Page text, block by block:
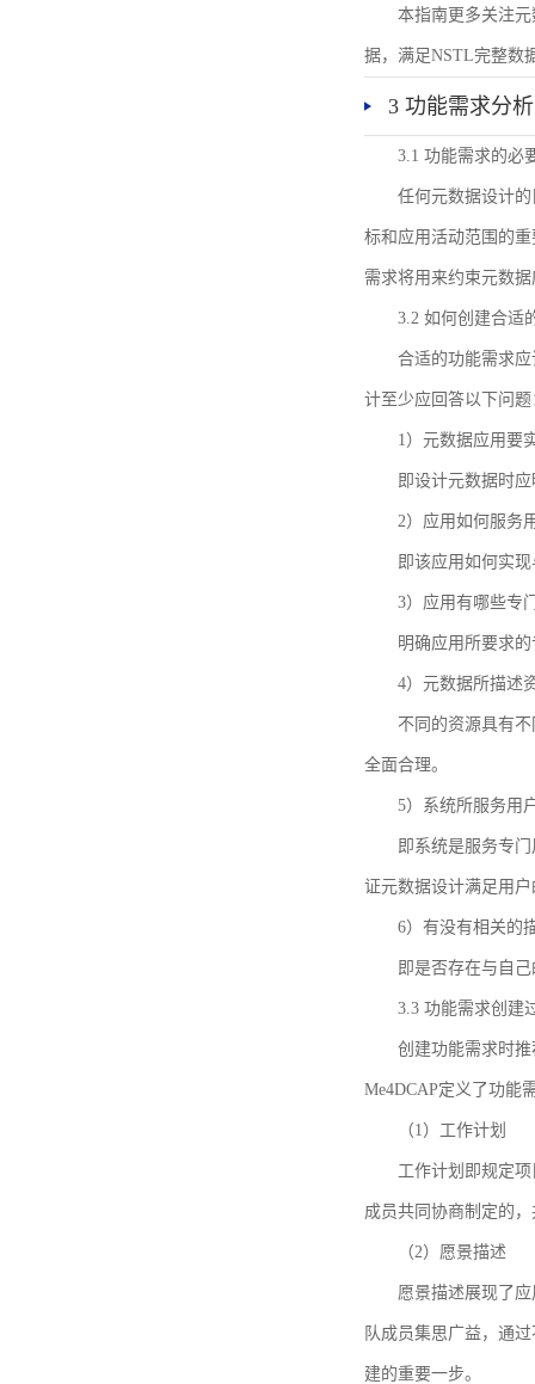
本指南更多关注
据，满足NSTL完整数
3 功能需求分析
3.1 功能需求的必
任何元数据设计
标和应用活动范围的
需求将用来约束元数
3.2 如何创建合适
合适的功能需求
计至少应回答以下问题
1）元数据应用要
即设计元数据时
2）应用如何服务
即该应用如何实
3）应用有哪些专
明确应用所要求
4）元数据所描述
不同的资源具有
全面合理。
5）系统所服务用
即系统是服务专
证元数据设计满足用
6）有没有相关的
即是否存在与自
3.3 功能需求创建
创建功能需求时推
Me4DCAP定义了功能
（1）工作计划
工作计划即规定
成员共同协商制定的
（2）愿景描述
愿景描述展现了
队成员集思广益，通
建的重要一步。